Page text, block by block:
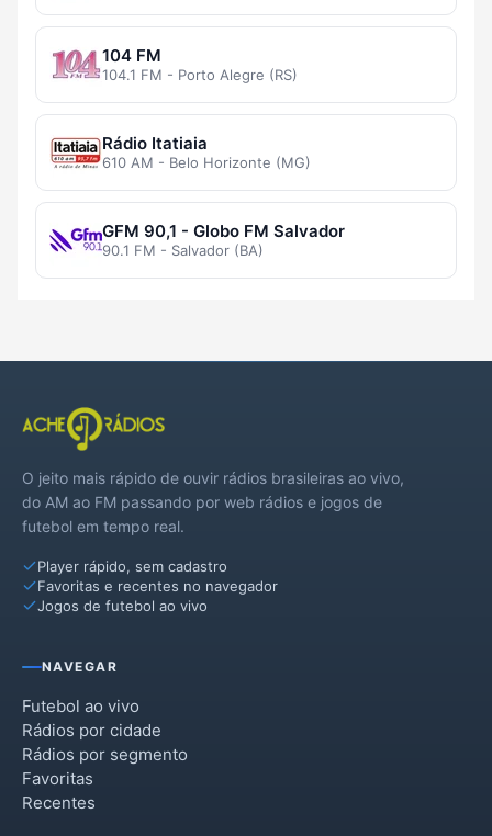
104 FM
104.1 FM - Porto Alegre (RS)
Rádio Itatiaia
610 AM - Belo Horizonte (MG)
GFM 90,1 - Globo FM Salvador
90.1 FM - Salvador (BA)
O jeito mais rápido de ouvir rádios brasileiras ao vivo,
do AM ao FM passando por web rádios e jogos de
futebol em tempo real.
Player rápido, sem cadastro
Favoritas e recentes no navegador
Jogos de futebol ao vivo
NAVEGAR
Futebol ao vivo
Rádios por cidade
Rádios por segmento
Favoritas
Recentes